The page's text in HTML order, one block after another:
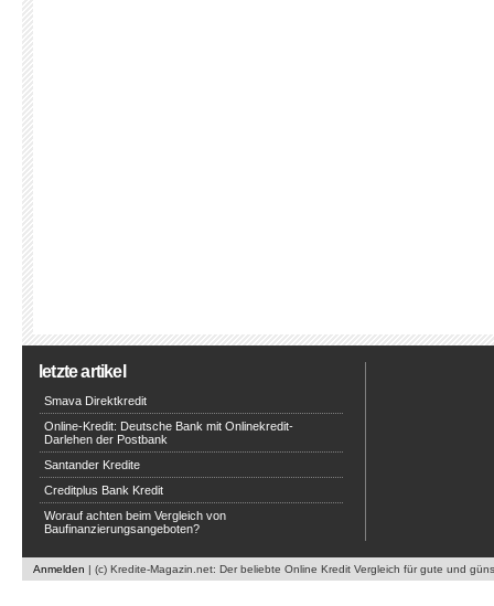
letzte artikel
Smava Direktkredit
Online-Kredit: Deutsche Bank mit Onlinekredit-
Darlehen der Postbank
Santander Kredite
Creditplus Bank Kredit
Worauf achten beim Vergleich von
Baufinanzierungsangeboten?
Anmelden | (c) Kredite-Magazin.net: Der beliebte Online Kredit Vergleich für gute und